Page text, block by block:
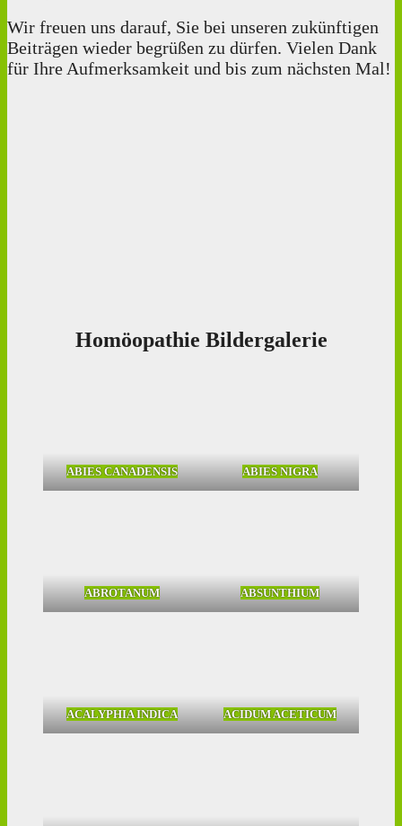
Wir freuen uns darauf, Sie bei unseren zukünftigen
Beiträgen wieder begrüßen zu dürfen. Vielen Dank
für Ihre Aufmerksamkeit und bis zum nächsten Mal!
Homöopathie Bildergalerie
ABIES CANADENSIS ABIES NIGRA
ABROTANUM ABSUNTHIUM
ACALYPHIA INDICA ACIDUM ACETICUM